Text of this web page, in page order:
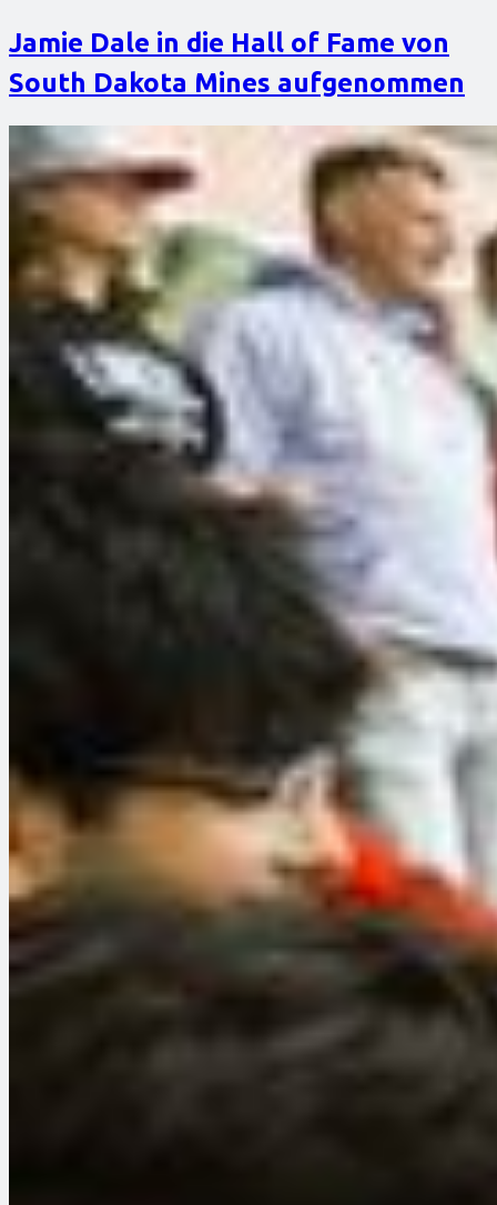
Jamie Dale in die Hall of Fame von
South Dakota Mines aufgenommen